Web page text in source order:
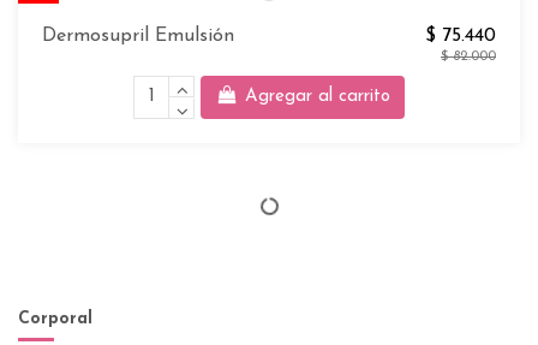
Dermosupril Emulsión $ 75.440
$ 82.000
Agregar al carrito
Corporal